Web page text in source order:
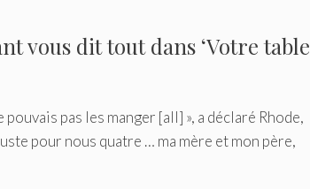
vous dit tout dans ‘Votre table
pas les manger [all] », a déclaré Rhode,
pour nous quatre … ma mère et mon père,